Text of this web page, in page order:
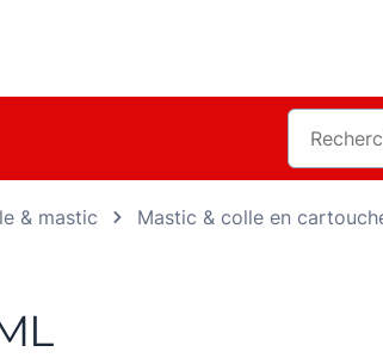
& mastic
Mastic & colle en